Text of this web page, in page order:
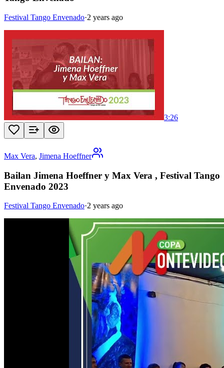
Festival Tango Envenado·2 years ago
3:26
Max Vera, Jimena Hoeffner
Bailan Jimena Hoeffner y Max Vera , Festival Tango
Envenado 2023
Festival Tango Envenado·2 years ago